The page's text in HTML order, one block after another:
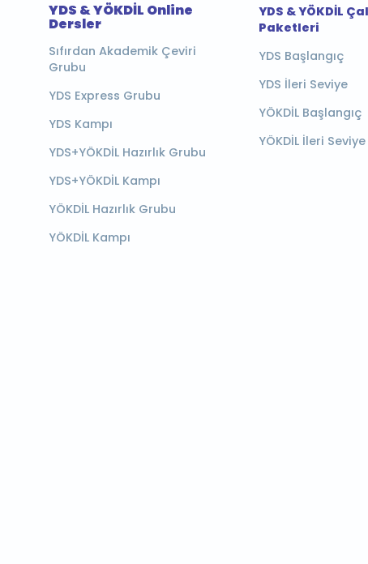
YDS & YÖKDİL Online
Dersler
Sıfırdan Akademik Çeviri
Grubu
YDS Express Grubu
YDS Kampı
YDS+YÖKDİL Hazırlık Grubu
YDS+YÖKDİL Kampı
YÖKDİL Hazırlık Grubu
YÖKDİL Kampı
YDS & YÖKDİL
Paketleri
YDS Başlangıç
YDS İleri Seviye
YÖKDİL Başlangıç
YÖKDİL İleri Seviye